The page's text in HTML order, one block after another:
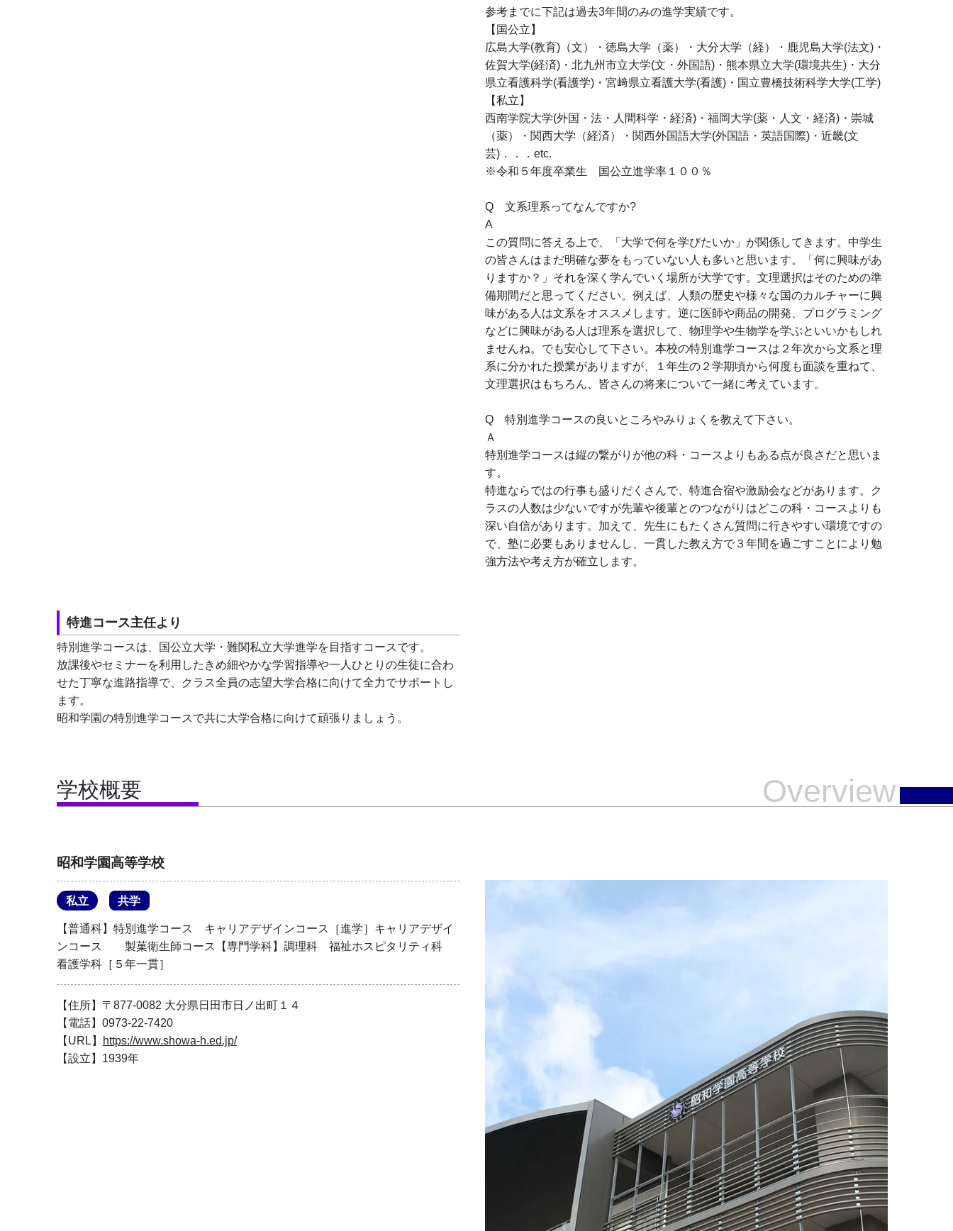
参考までに下記は過去3年間のみの進学実績です。
【国公立】
広島大学(教育)（文）・徳島大学（薬）・大分大学（経）・鹿児島大学(法文)・
佐賀大学(経済)・北九州市立大学(文・外国語)・熊本県立大学(環境共生)・大分
県立看護科学(看護学)・宮﨑県立看護大学(看護)・国立豊橋技術科学大学(工学)
【私立】
西南学院大学(外国・法・人間科学・経済)・福岡大学(薬・人文・経済)・崇城
（薬）・関西大学（経済）・関西外国語大学(外国語・英語国際)・近畿(文
芸)．．．etc.
※令和５年度卒業生　国公立進学率１００％
Q　文系理系ってなんですか?
A
この質問に答える上で、「大学で何を学びたいか」が関係してきます。中学生
の皆さんはまだ明確な夢をもっていない人も多いと思います。「何に興味があ
りますか？」それを深く学んでいく場所が大学です。文理選択はそのための準
備期間だと思ってください。例えば、人類の歴史や様々な国のカルチャーに興
味がある人は文系をオススメします。逆に医師や商品の開発、プログラミング
などに興味がある人は理系を選択して、物理学や生物学を学ぶといいかもしれ
ませんね。でも安心して下さい。本校の特別進学コースは２年次から文系と理
系に分かれた授業がありますが、１年生の２学期頃から何度も面談を重ねて、
文理選択はもちろん、皆さんの将来について一緒に考えています。
Q　特別進学コースの良いところやみりょくを教えて下さい。
Ａ
特別進学コースは縦の繋がりが他の科・コースよりもある点が良さだと思いま
す。
特進ならではの行事も盛りだくさんで、特進合宿や激励会などがあります。ク
ラスの人数は少ないですが先輩や後輩とのつながりはどこの科・コースよりも
深い自信があります。加えて、先生にもたくさん質問に行きやすい環境ですの
で、塾に必要もありませんし、一貫した教え方で３年間を過ごすことにより勉
強方法や考え方が確立します。
特進コース主任より
特別進学コースは、国公立大学・難関私立大学進学を目指すコースです。
放課後やセミナーを利用したきめ細やかな学習指導や一人ひとりの生徒に合わ
せた丁寧な進路指導で、クラス全員の志望大学合格に向けて全力でサポートし
ます。
昭和学園の特別進学コースで共に大学合格に向けて頑張りましょう。
学校概要 Overview
昭和学園高等学校
私立 共学
【普通科】特別進学コース　キャリアデザインコース［進学］キャリアデザイ
ンコース　　製菓衛生師コース【専門学科】調理科　福祉ホスピタリティ科
看護学科［５年一貫］
【住所】〒877-0082 大分県日田市日ノ出町１４
【電話】0973-22-7420
【URL】
https://www.showa-h.ed.jp/
【設立】1939年